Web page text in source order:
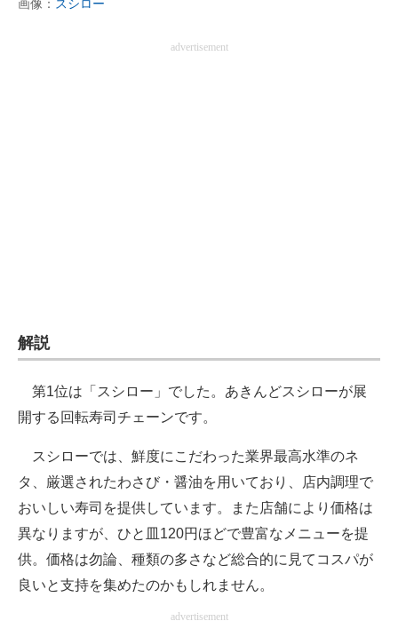
電子設計の基本と応用
建設×テクノロジーの最前線
ちょっと気になるネットの話題
画像： スシロー
advertisement
解説
第1位は「スシロー」でした。あきんどスシローが展
開する回転寿司チェーンです。
スシローでは、鮮度にこだわった業界最高水準のネ
タ、厳選されたわさび・醤油を用いており、店内調理で
おいしい寿司を提供しています。また店舗により価格は
異なりますが、ひと皿120円ほどで豊富なメニューを提
供。価格は勿論、種類の多さなど総合的に見てコスパが
良いと支持を集めたのかもしれません。
advertisement